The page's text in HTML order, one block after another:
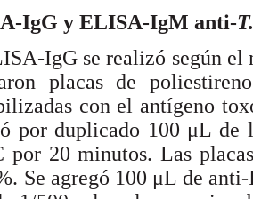
IgG y ELISA-IgM anti-
IgG se realizó según
placas de
con el antígeno
por duplicado 100 μL de
por 20 minutos. Las
Se agregó 100 μL de